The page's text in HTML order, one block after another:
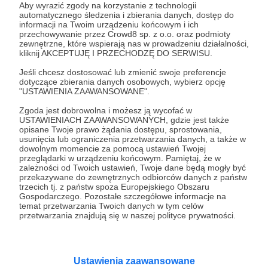
Aby wyrazić zgody na korzystanie z technologii
automatycznego śledzenia i zbierania danych, dostęp do
informacji na Twoim urządzeniu końcowym i ich
przechowywanie przez Crowd8 sp. z o.o. oraz podmioty
zewnętrzne, które wspierają nas w prowadzeniu działalności,
kliknij AKCEPTUJĘ I PRZECHODZĘ DO SERWISU.
Jeśli chcesz dostosować lub zmienić swoje preferencje
dotyczące zbierania danych osobowych, wybierz opcję
"USTAWIENIA ZAAWANSOWANE".
Zgoda jest dobrowolna i możesz ją wycofać w
USTAWIENIACH ZAAWANSOWANYCH, gdzie jest także
opisane Twoje prawo żądania dostępu, sprostowania,
usunięcia lub ograniczenia przetwarzania danych, a także w
dowolnym momencie za pomocą ustawień Twojej
przeglądarki w urządzeniu końcowym. Pamiętaj, że w
zależności od Twoich ustawień, Twoje dane będą mogły być
przekazywane do zewnętrznych odbiorców danych z państw
trzecich tj. z państw spoza Europejskiego Obszaru
Gospodarczego. Pozostałe szczegółowe informacje na
temat przetwarzania Twoich danych w tym celów
przetwarzania znajdują się w naszej polityce prywatności.
Ustawienia zaawansowane
przy wyborze tematów, muszę przyznać, że
wsparcie jest również dodatkową motywacją –
jedna sprawa, kiedy nic cię nie zobowiązuje, a
zupełnie co innego, kiedy wiesz, ile osób cię
Patroni: 15
100 zł miesięcznie
…właśnie wkład tutaj bezpośrednio wpływa na
moje możliwości tworzenia tych filmów, które od
mnie oczekujecie. To swojego rodzaju